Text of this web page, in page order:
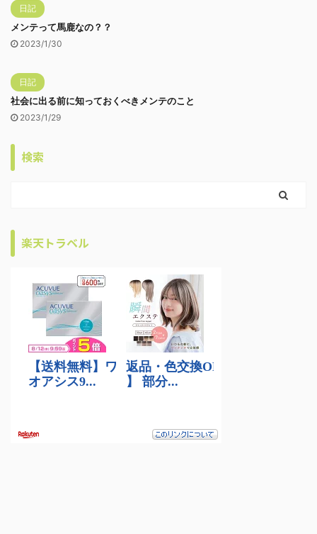
日記
メンテって馬鹿なの？？
2023/1/30
日記
社会に出る前に知っておくべきメンテのこと
2023/1/29
検索
楽天トラベル